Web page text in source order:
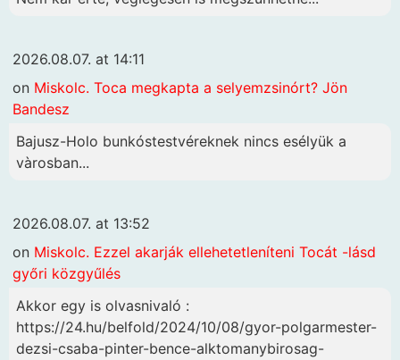
2026.08.07. at 14:11
on Miskolc. Toca megkapta a selyemzsinórt? Jön
Bandesz
Bajusz-Holo bunkóstestvéreknek nincs esélyük a
vàrosban...
2026.08.07. at 13:52
on Miskolc. Ezzel akarják ellehetetleníteni Tocát -lásd
győri közgyűlés
Akkor egy is olvasnivaló :
https://24.hu/belfold/2024/10/08/gyor-polgarmester-
dezsi-csaba-pinter-bence-alktomanybirosag-